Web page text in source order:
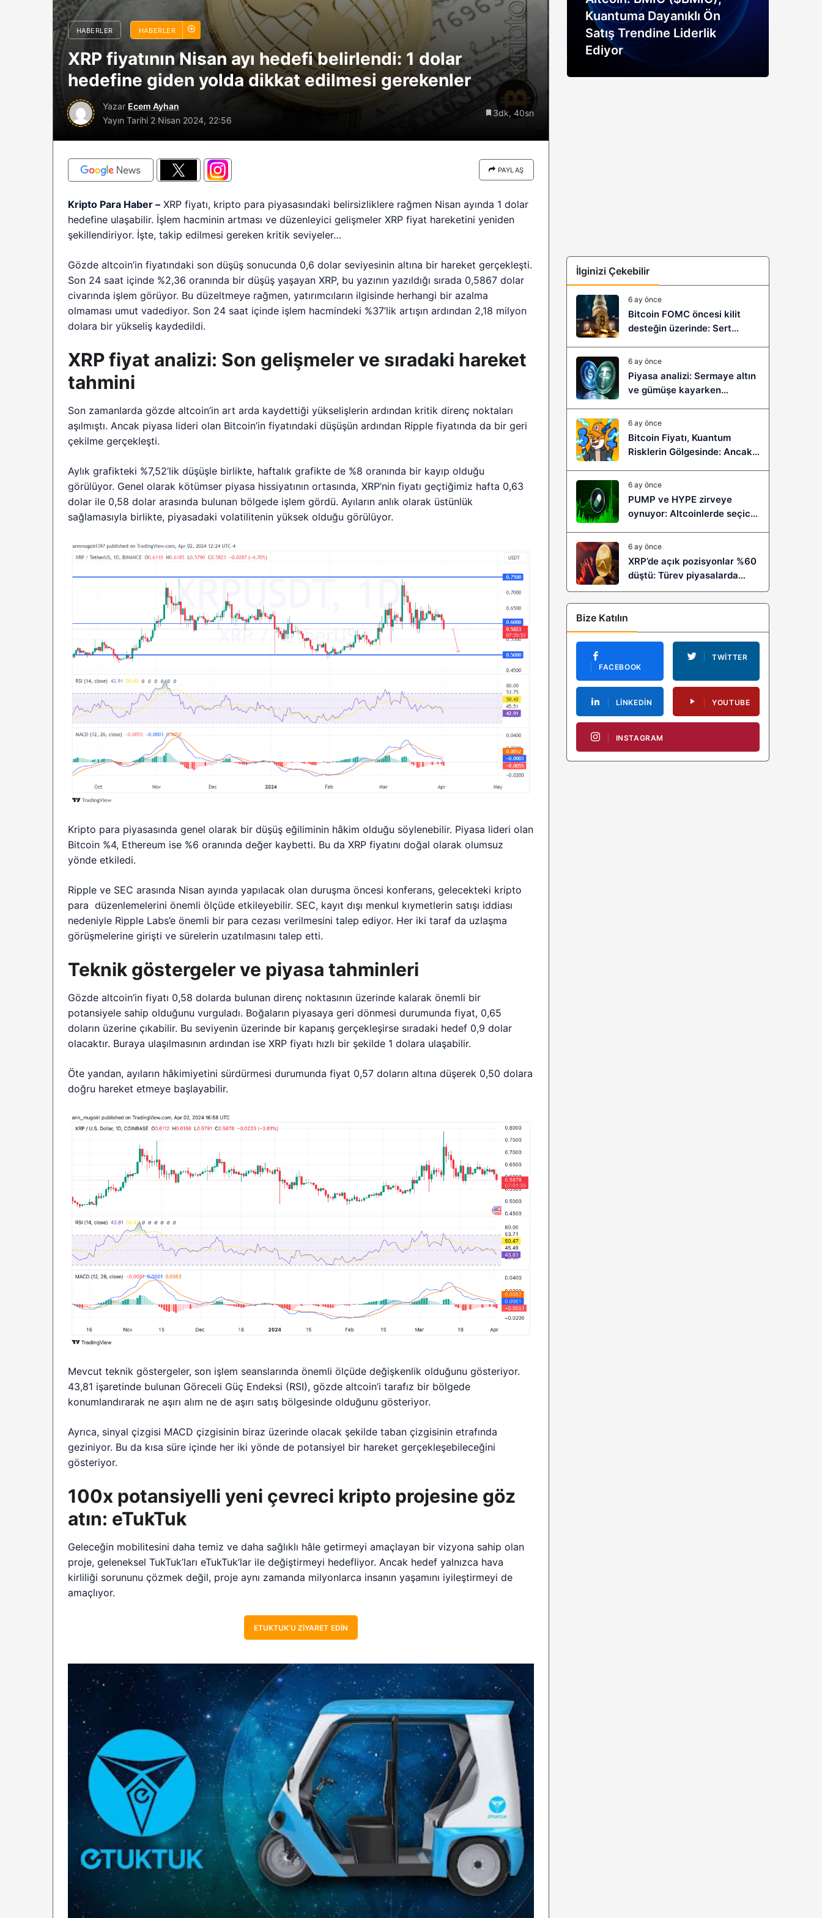
HABERLER HABERLER
XRP fiyatının Nisan ayı hedefi belirlendi: 1 dolar
hedefine giden yolda dikkat edilmesi gerekenler
Yazar Ecem Ayhan
Yayın Tarihi 2 Nisan 2024, 22:56
3dk, 40sn
PAYLAŞ
Kripto Para Haber – XRP fiyatı, kripto para piyasasındaki belirsizliklere rağmen Nisan ayında 1 dolar
hedefine ulaşabilir. İşlem hacminin artması ve düzenleyici gelişmeler XRP fiyat hareketini yeniden
şekillendiriyor. İşte, takip edilmesi gereken kritik seviyeler…
Gözde altcoin’in fiyatındaki son düşüş sonucunda 0,6 dolar seviyesinin altına bir hareket gerçekleşti.
Son 24 saat içinde %2,36 oranında bir düşüş yaşayan XRP, bu yazının yazıldığı sırada 0,5867 dolar
civarında işlem görüyor. Bu düzeltmeye rağmen, yatırımcıların ilgisinde herhangi bir azalma
olmaması umut vadediyor. Son 24 saat içinde işlem hacmindeki %37’lik artışın ardından 2,18 milyon
dolara bir yükseliş kaydedildi.
XRP fiyat analizi: Son gelişmeler ve sıradaki hareket
tahmini
Son zamanlarda gözde altcoin’in art arda kaydettiği yükselişlerin ardından kritik direnç noktaları
aşılmıştı. Ancak piyasa lideri olan Bitcoin’in fiyatındaki düşüşün ardından Ripple fiyatında da bir geri
çekilme gerçekleşti.
Aylık grafikteki %7,52’lik düşüşle birlikte, haftalık grafikte de %8 oranında bir kayıp olduğu
görülüyor. Genel olarak kötümser piyasa hissiyatının ortasında, XRP’nin fiyatı geçtiğimiz hafta 0,63
dolar ile 0,58 dolar arasında bulunan bölgede işlem gördü. Ayıların anlık olarak üstünlük
sağlamasıyla birlikte, piyasadaki volatilitenin yüksek olduğu görülüyor.
Kripto para piyasasında genel olarak bir düşüş eğiliminin hâkim olduğu söylenebilir. Piyasa lideri olan
Bitcoin %4, Ethereum ise %6 oranında değer kaybetti. Bu da XRP fiyatını doğal olarak olumsuz
yönde etkiledi.
Ripple ve SEC arasında Nisan ayında yapılacak olan duruşma öncesi konferans, gelecekteki kripto
para düzenlemelerini önemli ölçüde etkileyebilir. SEC, kayıt dışı menkul kıymetlerin satışı iddiası
nedeniyle Ripple Labs’e önemli bir para cezası verilmesini talep ediyor. Her iki taraf da uzlaşma
görüşmelerine girişti ve sürelerin uzatılmasını talep etti.
Teknik göstergeler ve piyasa tahminleri
Gözde altcoin’in fiyatı 0,58 dolarda bulunan direnç noktasının üzerinde kalarak önemli bir
potansiyele sahip olduğunu vurguladı. Boğaların piyasaya geri dönmesi durumunda fiyat, 0,65
doların üzerine çıkabilir. Bu seviyenin üzerinde bir kapanış gerçekleşirse sıradaki hedef 0,9 dolar
olacaktır. Buraya ulaşılmasının ardından ise XRP fiyatı hızlı bir şekilde 1 dolara ulaşabilir.
Öte yandan, ayıların hâkimiyetini sürdürmesi durumunda fiyat 0,57 doların altına düşerek 0,50 dolara
doğru hareket etmeye başlayabilir.
Mevcut teknik göstergeler, son işlem seanslarında önemli ölçüde değişkenlik olduğunu gösteriyor.
43,81 işaretinde bulunan Göreceli Güç Endeksi (RSI), gözde altcoin’i tarafız bir bölgede
konumlandırarak ne aşırı alım ne de aşırı satış bölgesinde olduğunu gösteriyor.
Ayrıca, sinyal çizgisi MACD çizgisinin biraz üzerinde olacak şekilde taban çizgisinin etrafında
geziniyor. Bu da kısa süre içinde her iki yönde de potansiyel bir hareket gerçekleşebileceğini
gösteriyor.
100x potansiyelli yeni çevreci kripto projesine göz
atın: eTukTuk
Geleceğin mobilitesini daha temiz ve daha sağlıklı hâle getirmeyi amaçlayan bir vizyona sahip olan
proje, geleneksel TukTuk’ları eTukTuk’lar ile değiştirmeyi hedefliyor. Ancak hedef yalnızca hava
kirliliği sorununu çözmek değil, proje aynı zamanda milyonlarca insanın yaşamını iyileştirmeyi de
amaçlıyor.
ETUKTUK’U ZIYARET EDIN
sürüyor: Analistlere göre
2026 BTC çöküşü neden
sınırlı kalabilir?
Riski: Uzun Vadeli HYPER
Boğaları 31,1 Milyon Dolarlık
Birikim Yapıyor
Kuantuma Dayanıklı Ön
Satış Trendine Liderlik
Ediyor
İlginizi Çekebilir
6 ay önce
Bitcoin FOMC öncesi kilit
desteğin üzerinde: Sert
geliyor?
6 ay önce
Piyasa analizi: Sermaye altın
ve gümüşe kayarken
6 ay önce
Bitcoin Fiyatı, Kuantum
Risklerin Gölgesinde: Ancak
Sıçramaya Yaşayabilir!
6 ay önce
PUMP ve HYPE zirveye
oynuyor: Altcoinlerde seçici
6 ay önce
XRP’de açık pozisyonlar %60
düştü: Türev piyasalarda
kaldıraç temizliği yeni bir
trendin habercisi mi?
Bize Katılın
FACEBOOK
TWITTER
LINKEDIN YOUTUBE
INSTAGRAM